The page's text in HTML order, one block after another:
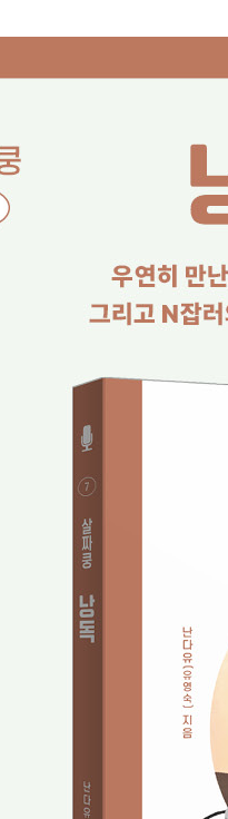
이 엿보이는 한강의 목소리
만 가능할까?
가지 일
의 재산, 가족 낭독극 어때요
독서모임을 만들었다
은 책, 책, 책
, 함께 낭독
람과 사람을 이어주는 일’